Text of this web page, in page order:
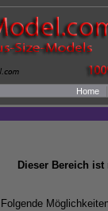
Home|
Dieser Bereich
Folgende